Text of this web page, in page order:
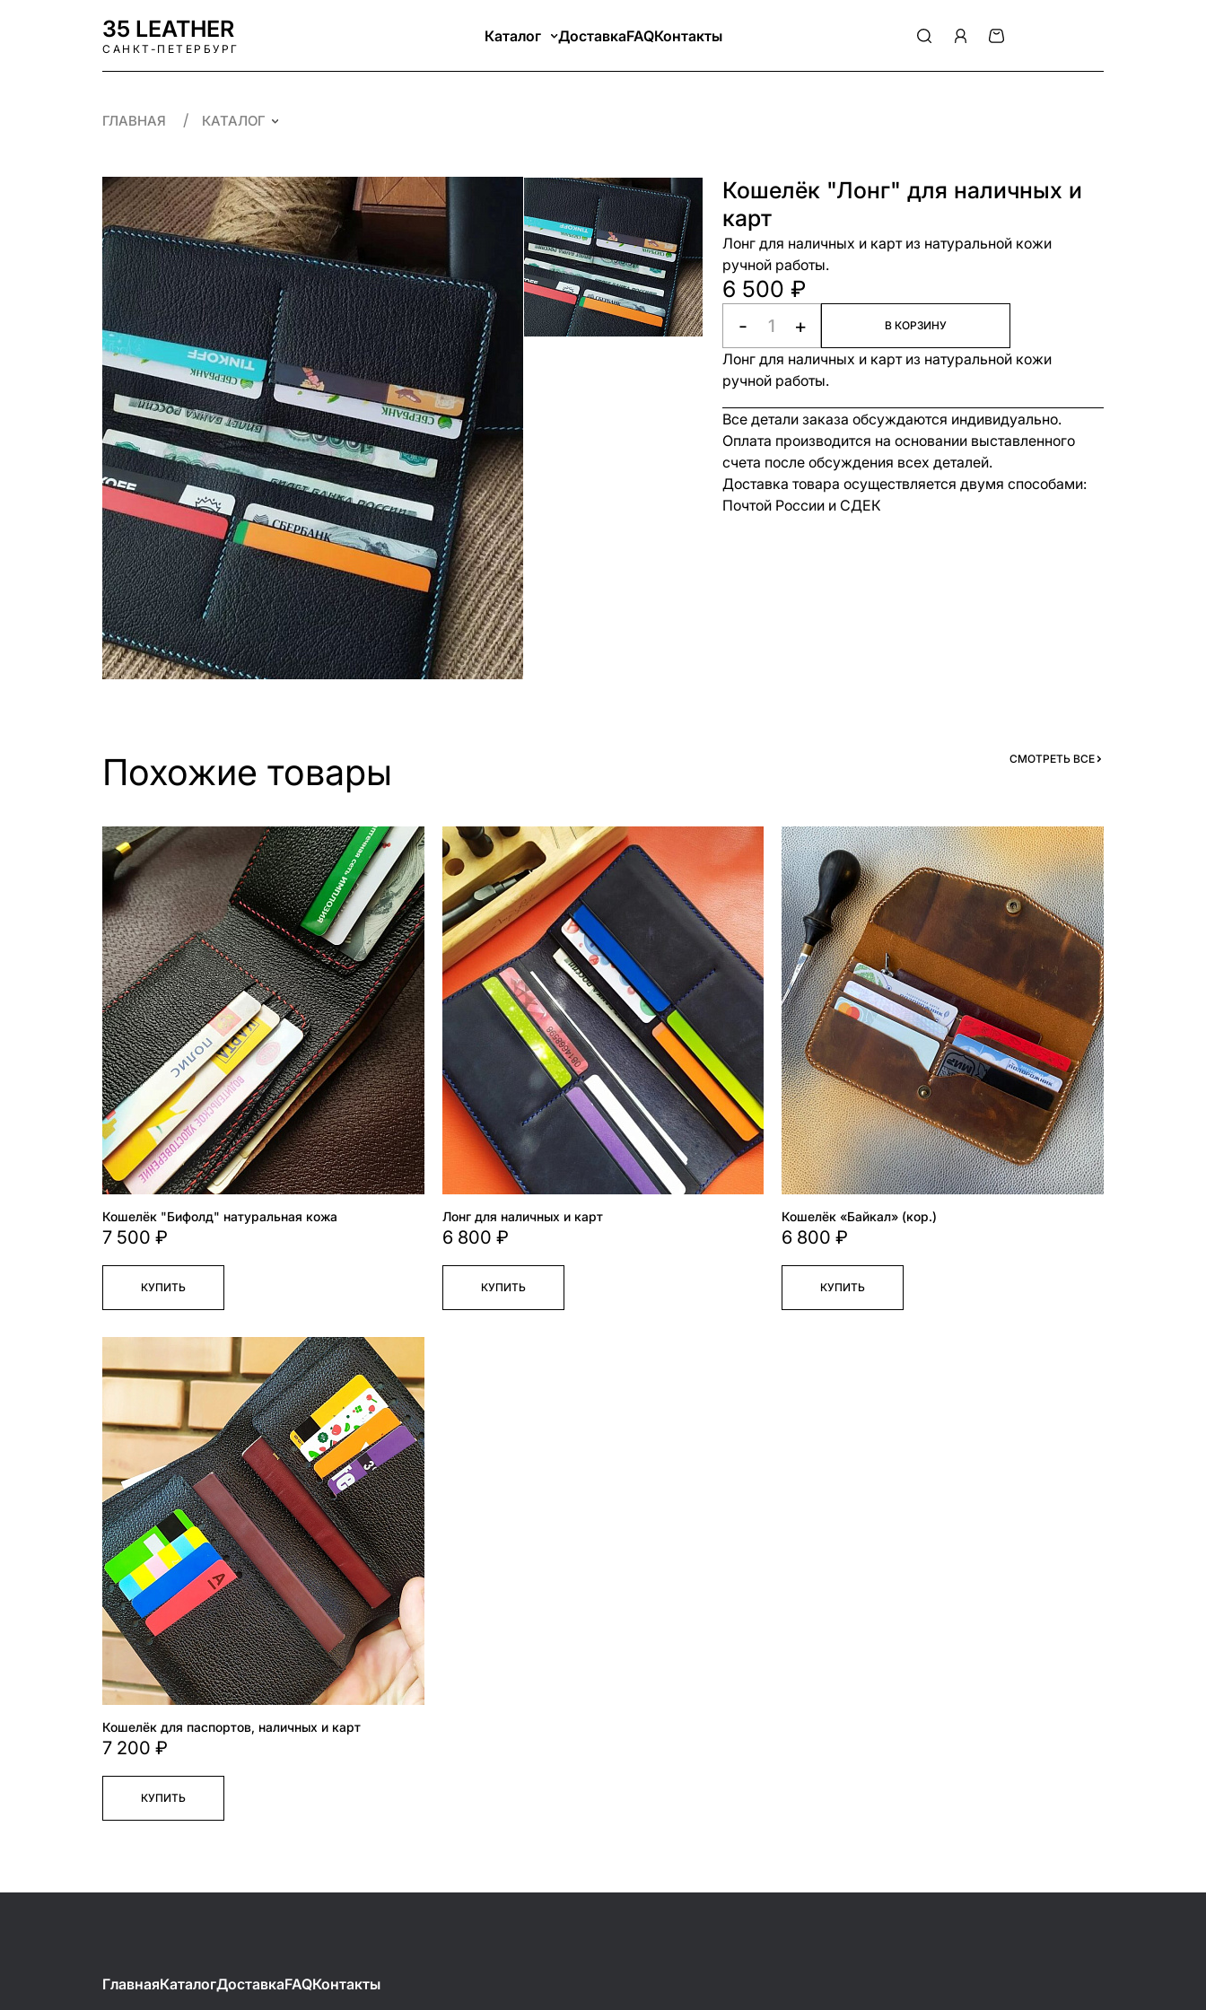
35 LEATHER
САНКТ-ПЕТЕРБУРГ
Каталог ДоставкаFAQКонтакты
ГЛАВНАЯ КАТАЛОГ
Кошелёк "Лонг" для наличных и
карт
Лонг для наличных и карт из натуральной кожи
ручной работы.
6 500 ₽
- + В КОРЗИНУ
Лонг для наличных и карт из натуральной кожи
ручной работы.
Все детали заказа обсуждаются индивидуально.
Оплата производится на основании выставленного
счета после обсуждения всех деталей.
Доставка товара осуществляется двумя способами:
Почтой России и СДЕК
Похожие товары СМОТРЕТЬ ВСЕ
Кошелёк "Бифолд" натуральная кожа
7 500 ₽
КУПИТЬ
Лонг для наличных и карт
6 800 ₽
КУПИТЬ
Кошелёк «Байкал» (кор.)
6 800 ₽
КУПИТЬ
Кошелёк для паспортов, наличных и карт
7 200 ₽
КУПИТЬ
ГлавнаяКаталогДоставкаFAQКонтакты